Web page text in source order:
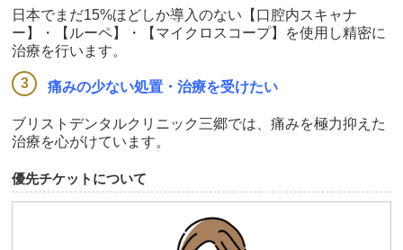
日本でまだ15%ほどしか導入のない【口腔内スキャナ
ー】・【ルーペ】・【マイクロスコープ】を使用し精密に
治療を行います。
痛みの少ない処置・治療を受けたい
ブリストデンタルクリニック三郷では、痛みを極力抑えた
治療を心がけています。
優先チケットについて